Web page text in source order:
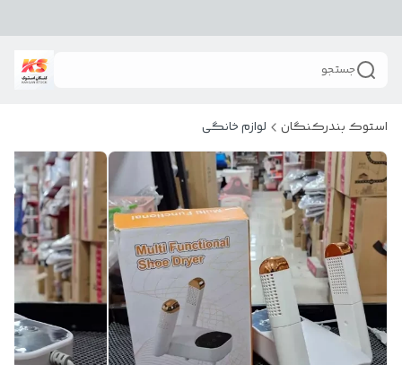
جستجو
استوک بندرکنگان لوازم خانگی